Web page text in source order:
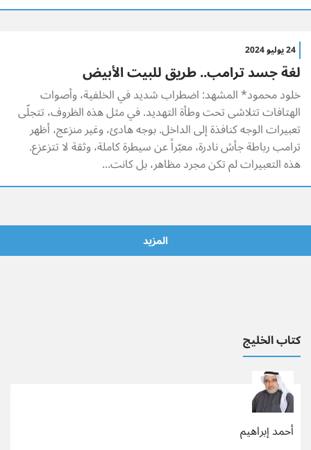
24 يوليو 2024
لغة جسد ترامب.. طريق للبيت الأبيض
خلود محمود* المشهد: اضطراب شديد في الخلفية، وأصوات
الهتافات تتلاشى تحت وطأة التهديد. في مثل هذه الظروف، تتجلّى
تعبيرات الوجه كنافذة إلى الداخل. بوجه هادئ، وغير منزعج، أظهر
ترامب رباطة جأش نادرة، معبّراً عن سيطرة كاملة، وثقة لا تتزعزع.
هذه التعبيرات لم تكن مجرد مظاهر، بل كانت...
المزيد
كتاب الخليج
أحمد إبراهيم